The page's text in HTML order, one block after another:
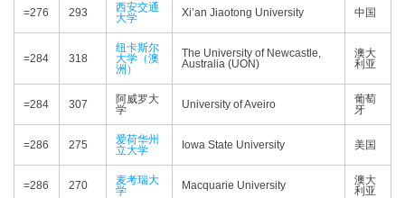
=276 293
西安交通
大学
Xi’an Jiaotong University 中国
=284 318
纽卡斯尔
大学（澳
洲）
The University of Newcastle,
Australia (UON)
澳大
利亚
=284 307
阿威罗大
学
University of Aveiro
葡萄
牙
=286 275
爱荷华州
立大学
Iowa State University 美国
=286 270
麦考瑞大
学
Macquarie University
澳大
利亚